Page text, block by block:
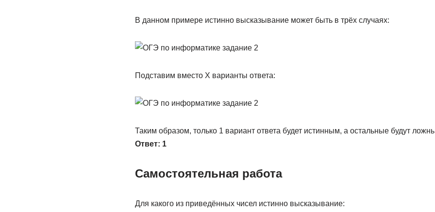
В данном примере истинно высказывание может быть в трёх случаях:
Подставим вместо X варианты ответа:
Таким образом, только 1 вариант ответа будет истинным, а остальные будут
Ответ: 1
Самостоятельная работа
Для какого из приведённых чисел истинно высказывание: